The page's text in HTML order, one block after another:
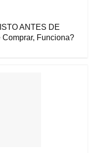
ANTES DE
Funciona?